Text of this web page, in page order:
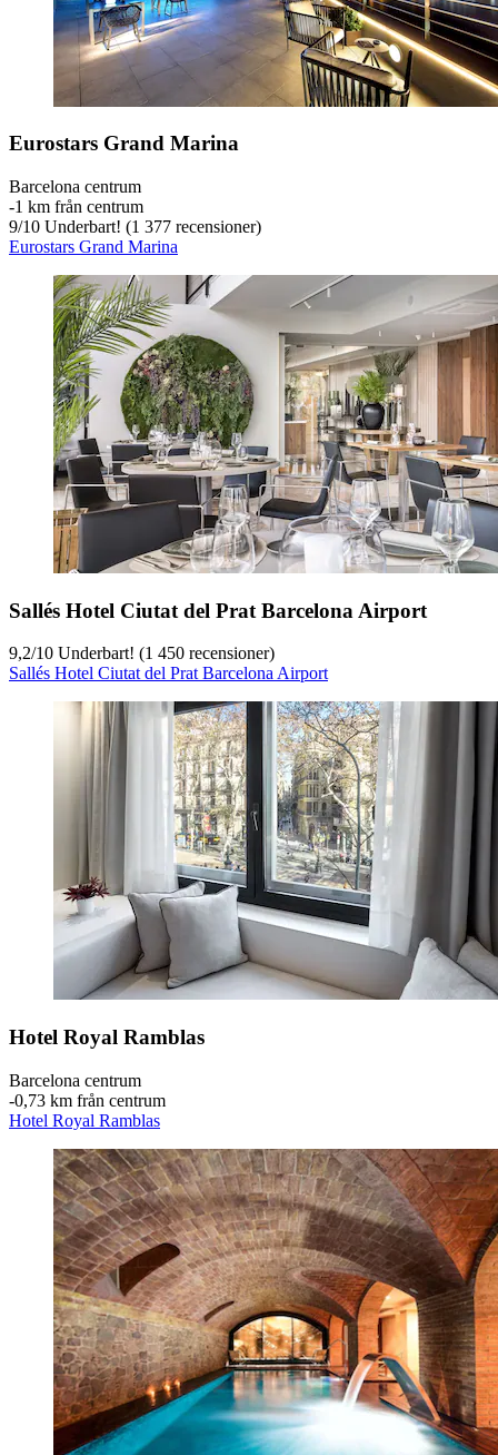
Eurostars Grand Marina
Barcelona centrum
‐1 km från centrum
9/10 Underbart! (1 377 recensioner)
Eurostars Grand Marina
Sallés Hotel Ciutat del Prat Barcelona Airport
9,2/10 Underbart! (1 450 recensioner)
Sallés Hotel Ciutat del Prat Barcelona Airport
Hotel Royal Ramblas
Barcelona centrum
‐0,73 km från centrum
Hotel Royal Ramblas